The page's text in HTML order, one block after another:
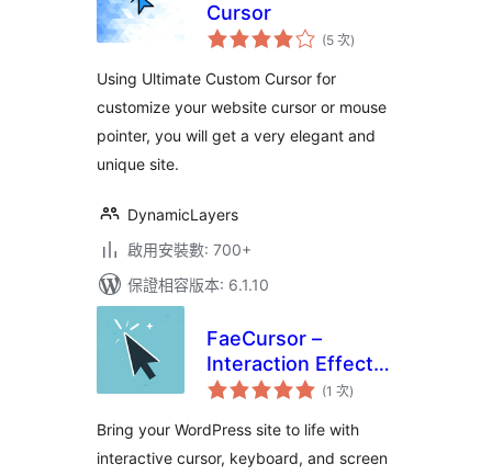
Cursor
(5 次評
分)
Using Ultimate Custom Cursor for
customize your website cursor or mouse
pointer, you will get a very elegant and
unique site.
DynamicLayers
啟用安裝數: 700+
保證相容版本: 6.1.10
FaeCursor –
Interaction Effects
Toolkit
(1 次評
分
數
)
Bring your WordPress site to life with
interactive cursor, keyboard, and screen